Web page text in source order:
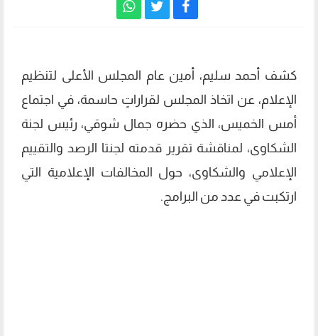
كشف أحمد سليم، أمين عام المجلس الأعلى لتنظيم
الإعلام، عن اتخاذ المجلس لقراراتٍ حاسمة، في اجتماع
أمس الخميس، الذي حضره جمال شوقي، رئيس لجنة
الشكاوى، لمناقشة تقرير قدمته لجنتا الرصد والتقييم
الإعلامي والشكاوى، حول المخالفات الإعلامية التي
ارتكبت في عدد من البرامج.